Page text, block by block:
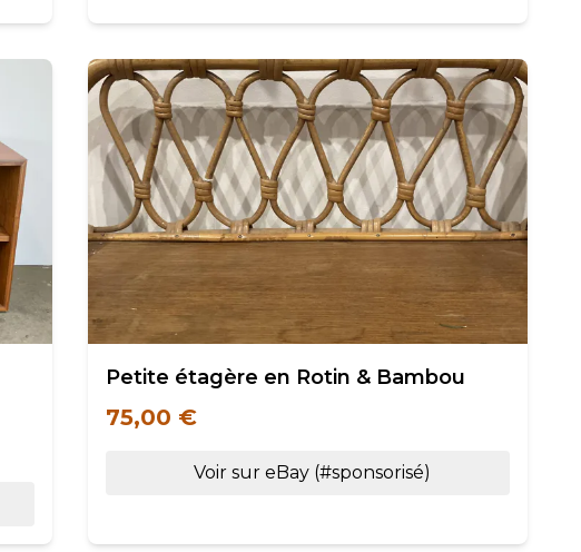
Petite étagère en Rotin & Bambou
75,00 €
Voir sur eBay (#sponsorisé)